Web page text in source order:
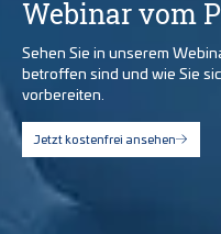
Webinar vom
Sehen Sie in unserem
betroffen sind und wie Sie
vorbereiten.
Jetzt kostenfrei ansehen